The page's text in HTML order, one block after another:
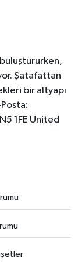
Şatafattan
bir altyapı
1FE United